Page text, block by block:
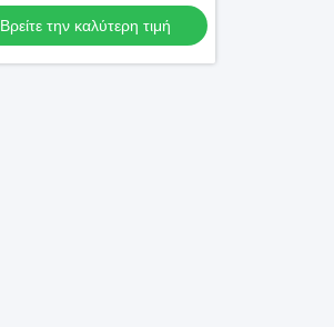
Βρείτε την καλύτερη τιμή